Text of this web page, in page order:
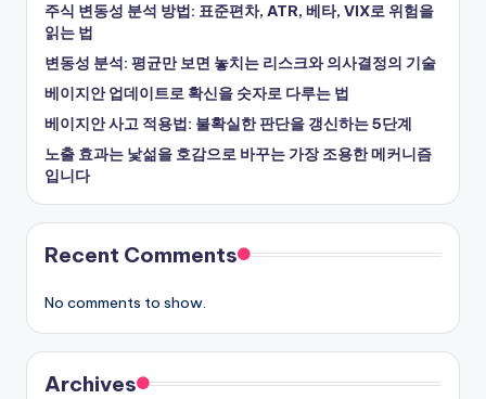
주식 변동성 분석 방법: 표준편차, ATR, 베타, VIX로 위험을
읽는 법
변동성 분석: 평균만 보면 놓치는 리스크와 의사결정의 기술
베이지안 업데이트로 확신을 숫자로 다루는 법
베이지안 사고 적용법: 불확실한 판단을 갱신하는 5단계
노출 효과는 낯섦을 호감으로 바꾸는 가장 조용한 메커니즘
입니다
Recent Comments
No comments to show.
Archives